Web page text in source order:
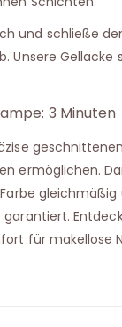
und schließe
Unsere Gellacke
3 Minuten
geschnittenen
ermöglichen.
gleichmäßig
für makellose